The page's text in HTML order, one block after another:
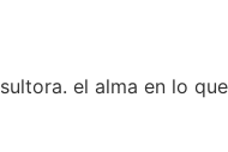
el alma en lo que